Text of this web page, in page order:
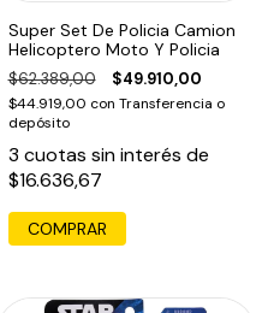
Super Set De Policia Camion
Helicoptero Moto Y Policia
$62.389,00 $49.910,00
$44.919,00 con Transferencia o
depósito
3 cuotas sin interés de
$16.636,67
COMPRAR